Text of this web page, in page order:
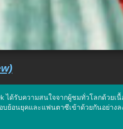
ได้รับความสนใจจากผู้ชมทั่วโลกด้วย
บย้อนยุคและแฟนตาซีเข้าด้วยกันอย่าง